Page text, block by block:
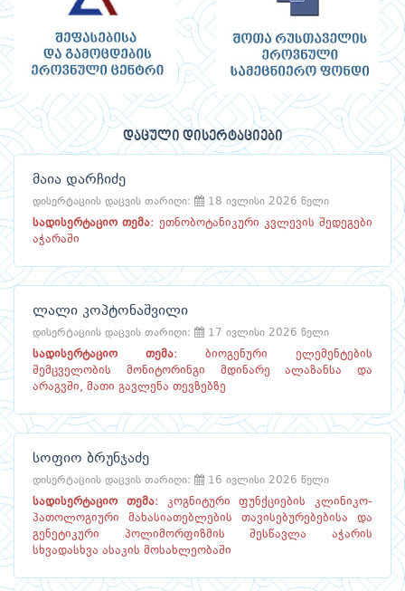
დაცული დისერტაციები
მაია დარჩიძე
დისერტაციის დაცვის თარიღი: 18 ივლისი 2026 წელი
სადისერტაციო თემა: ეთნობოტანიკური კვლევის შედეგები
აჭარაში
ლალი კოპტონაშვილი
დისერტაციის დაცვის თარიღი: 17 ივლისი 2026 წელი
სადისერტაციო თემა: ბიოგენური ელემენტების
შემცველობის მონიტორინგი მდინარე ალაზანსა და
არაგვში, მათი გავლენა თევზებზე
სოფიო ბრუნჯაძე
დისერტაციის დაცვის თარიღი: 16 ივლისი 2026 წელი
სადისერტაციო თემა: კოგნიტური ფუნქციების კლინიკო-
პათოლოგიური მახასიათებლების თავისებურებებისა და
გენეტიკური პოლიმორფიზმის შესწავლა აჭარის
სხვადასხვა ასაკის მოსახლეობაში